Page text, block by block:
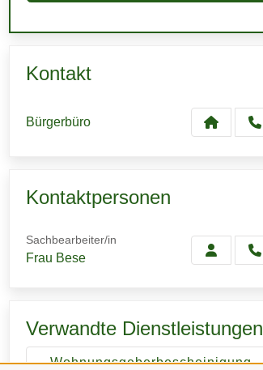
Kontakt
Bürgerbüro
Kontaktpersonen
Sachbearbeiter/in
Frau Bese
Verwandte Dienstleistungen
Wohnungsgeberbescheinigung